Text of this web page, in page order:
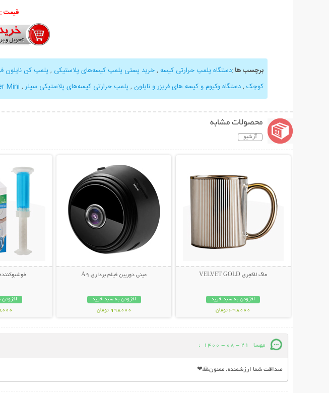
قیمت :
برچسب ها:دستگاه پلمپ حرارتی کیسه ,خرید پستی پلمپ کیسه‌های پلاستیکی , پلمپ کن نایلون
کوچک ,دستگاه وکیوم و کیسه های فریزر و نایلون , پلمپ حرارتی کیسه‌های پلاستیکی سیلر ,
Mini
محصولات مشابه
آرشیو
ماگ لاکچری VELVET GOLD
افزودن به سبد خرید
398000 تومان
مینی دوربین فیلم برداری A9
افزودن به سبد خرید
998000 تومان
298000
مهسا 21 - 08 - 1400
:
صداقت شما ارزشمنده. ممنون🙏❤